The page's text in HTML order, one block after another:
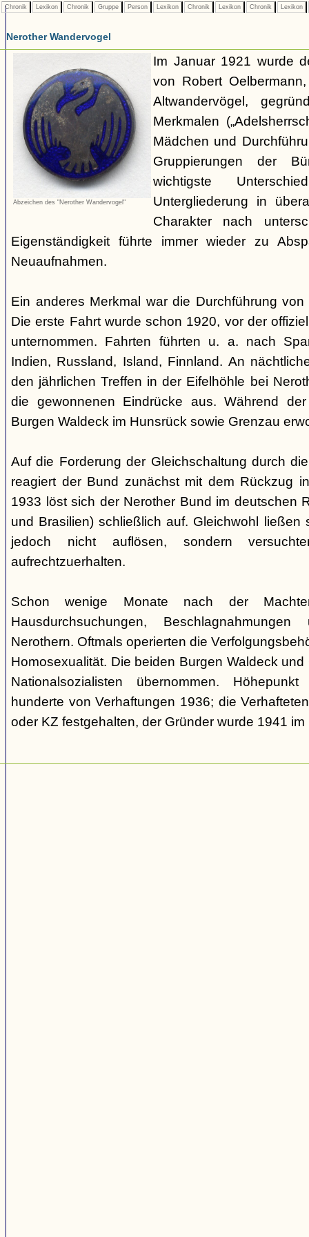
Chronik Lexikon Chronik Gruppe Person Lexikon Chronik Lexikon Chronik Lexikon
Nerother Wandervogel
Abzeichen des "Nerother Wandervogel"
Im Januar 1921 wurde
von Robert
Altwandervögel,
Merkmalen
Mädchen und
Gruppierungen der
wichtigste
Untergliederung in
Charakter nach
Eigenständigkeit führte immer wieder zu
Neuaufnahmen.
Ein anderes Merkmal war die Durchführung
Die erste Fahrt wurde schon 1920, vor der
unternommen. Fahrten führten u. a. nach
Indien, Russland, Island, Finnland. An
den jährlichen Treffen in der Eifelhöhle bei
die gewonnenen Eindrücke aus. Während
Burgen Waldeck im Hunsrück sowie Grenzau
Auf die Forderung der Gleichschaltung durch
reagiert der Bund zunächst mit dem Rückzug
1933 löst sich der Nerother Bund im deutschen
und Brasilien) schließlich auf. Gleichwohl ließen
jedoch nicht auflösen, sondern
aufrechtzuerhalten.
Schon wenige Monate nach der
Hausdurchsuchungen,
Nerothern. Oftmals operierten die
Homosexualität. Die beiden Burgen Waldeck
Nationalsozialisten übernommen.
hunderte von Verhaftungen 1936; die
oder KZ festgehalten, der Gründer wurde 1941